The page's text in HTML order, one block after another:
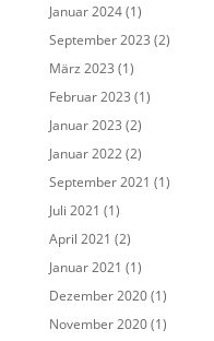
Januar 2024(1)
September 2023 (2)
März 2023 (1)
Februar 2023 (1)
Januar 2023 (2)
Januar 2022(2)
September 2021 (1)
Juli 2021 (1)
April 2021 (2)
Januar 2021 (1)
Dezember 2020(1)
November 2020(1)